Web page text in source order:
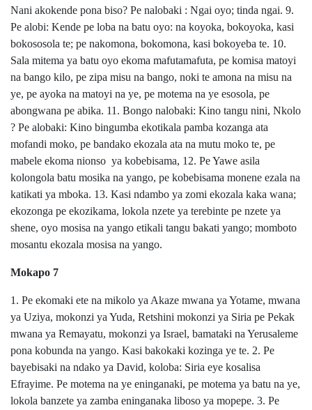
Nani akokende pona biso? Pe nalobaki : Ngai oyo; tinda ngai. 9.
Pe alobi: Kende pe loba na batu oyo: na koyoka, bokoyoka, kasi
bokososola te; pe nakomona, bokomona, kasi bokoyeba te. 10.
Sala mitema ya batu oyo ekoma mafutamafuta, pe komisa matoyi
na bango kilo, pe zipa misu na bango, noki te amona na misu na
ye, pe ayoka na matoyi na ye, pe motema na ye esosola, pe
abongwana pe abika. 11. Bongo nalobaki: Kino tangu nini, Nkolo
? Pe alobaki: Kino bingumba ekotikala pamba kozanga ata
mofandi moko, pe bandako ekozala ata na mutu moko te, pe
mabele ekoma nionso ya kobebisama, 12. Pe Yawe asila
kolongola batu mosika na yango, pe kobebisama monene ezala na
katikati ya mboka. 13. Kasi ndambo ya zomi ekozala kaka wana;
ekozonga pe ekozikama, lokola nzete ya terebinte pe nzete ya
shene, oyo mosisa na yango etikali tangu bakati yango; momboto
mosantu ekozala mosisa na yango.
Mokapo 7
1. Pe ekomaki ete na mikolo ya Akaze mwana ya Yotame, mwana
ya Uziya, mokonzi ya Yuda, Retshini mokonzi ya Siria pe Pekak
mwana ya Remayatu, mokonzi ya Israel, bamataki na Yerusaleme
pona kobunda na yango. Kasi bakokaki kozinga ye te. 2. Pe
bayebisaki na ndako ya David, koloba: Siria eye kosalisa
Efrayime. Pe motema na ye eninganaki, pe motema ya batu na ye,
lokola banzete ya zamba eninganaka liboso ya mopepe. 3. Pe